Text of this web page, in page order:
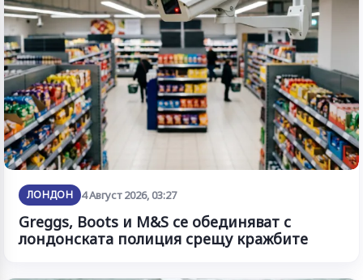
ЛОНДОН 4 Август 2026, 03:27
Greggs, Boots и M&S се обединяват с
лондонската полиция срещу кражбите